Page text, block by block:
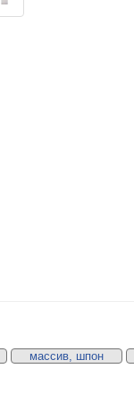
массив, шпон